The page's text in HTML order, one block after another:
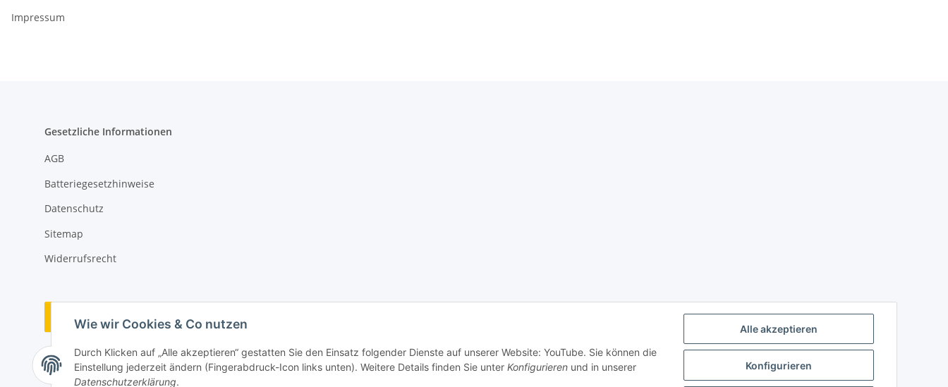
Alle akzeptieren
Konfigurieren
Wie wir Cookies & Co nutzen
Durch Klicken auf „Alle akzeptieren“ gestatten Sie den Einsatz folgender Dienste auf unserer Website: YouTube. Sie können die
Einstellung jederzeit ändern (Fingerabdruck-Icon links unten). Weitere Details finden Sie unter Konfigurieren und in unserer
Datenschutzerklärung.
Impressum
Gesetzliche Informationen
AGB
Batteriegesetzhinweise
Datenschutz
Sitemap
Widerrufsrecht
Vertrag widerrufen